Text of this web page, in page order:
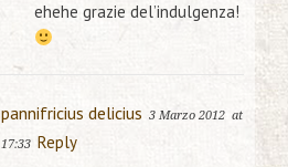
ehehe grazie del’indulgenza!
pannifricius delicius 3 Marzo 2012 at
17:33 Reply